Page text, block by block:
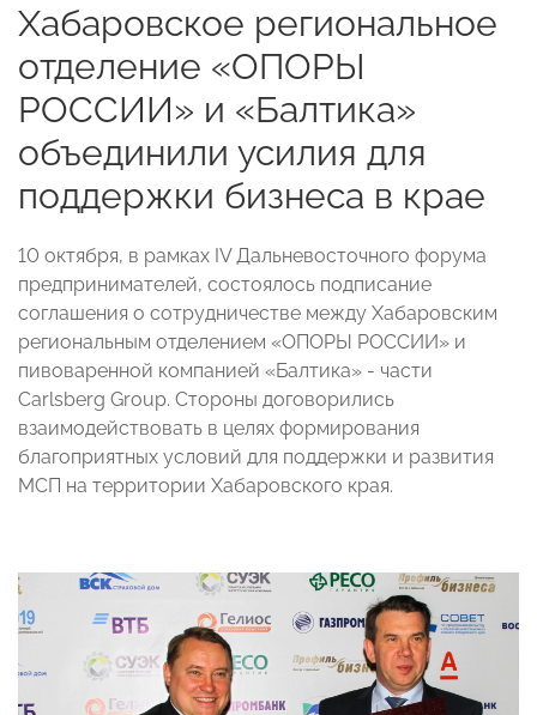
Хабаровское региональное
отделение «ОПОРЫ
РОССИИ» и «Балтика»
объединили усилия для
поддержки бизнеса в крае
10 октября, в рамках IV Дальневосточного форума
предпринимателей, состоялось подписание
соглашения о сотрудничестве между Хабаровским
региональным отделением «ОПОРЫ РОССИИ» и
пивоваренной компанией «Балтика» - части
Carlsberg Group. Стороны договорились
взаимодействовать в целях формирования
благоприятных условий для поддержки и развития
МСП на территории Хабаровского края.